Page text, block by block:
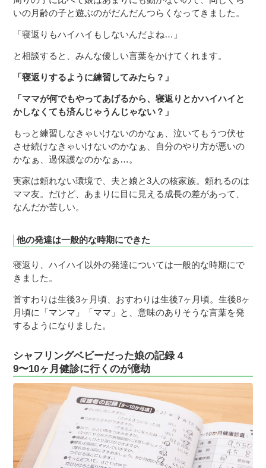
いの月齢の子と遊ぶのがだんだんつらくなってきました。
「寝返りもハイハイもしないんだよね…」
と相談すると、みんな優しい言葉をかけてくれます。
「寝返りするように練習してみたら？」
「ママが何でもやってあげるから、寝返りとかハイハイと
かしなくても済んじゃうんじゃない？」
もっと練習しなきゃいけないのかなぁ、泣いてもうつ伏せ
させ続けなきゃいけないのかなぁ、自分のやり方が悪いの
かなぁ、過保護なのかなぁ…。
実家は頼れない環境で、夫と娘と3人の核家族。頼れるのは
ママ友。だけど、あまりに目に見える成長の差があって、
なんだか苦しい。
他の発達は一般的な時期にできた
寝返り、ハイハイ以外の発達については一般的な時期にで
きました。
首すわりは生後3ヶ月頃、おすわりは生後7ヶ月頃。生後8ヶ
月頃に「マンマ」「ママ」と、意味のありそうな言葉を発
するようになりました。
シャフリングベビーだった娘の記録 4
9〜10ヶ月健診に行くのが億劫